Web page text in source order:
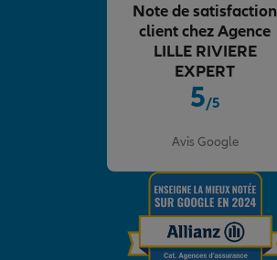
Investissements immobiliers
Changer de voiture
Préparer l’avenir
Garantie des accidents de la vie
5/5
Avis Google
Note de satisfaction
client chez Agence
LILLE RIVIERE
EXPERT